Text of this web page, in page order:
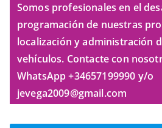
Somos profesionales en el
programación de nuestras
localización y administración
vehículos. Contacte con
WhatsApp +34657199990 y/o
jevega2009@gmail.com